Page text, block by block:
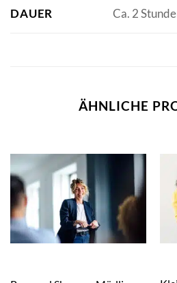
DAUER Ca. 2
ÄHNLICHE